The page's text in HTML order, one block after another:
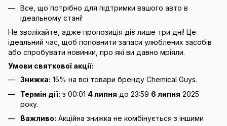
Все, що потрібно для підтримки вашого авто в
ідеальному стані!
Не зволікайте, адже пропозиція діє лише три дні! Це
ідеальний час, щоб поповнити запаси улюблених засобів
або спробувати новинки, про які ви давно мріяли.
Умови святкової акції:
Знижка: 15% на всі товари бренду Chemical Guys.
Термін дії: з 00:01 4 липня до 23:59 6 липня 2025
року.
Важливо: Акційна знижка не комбінується з іншими